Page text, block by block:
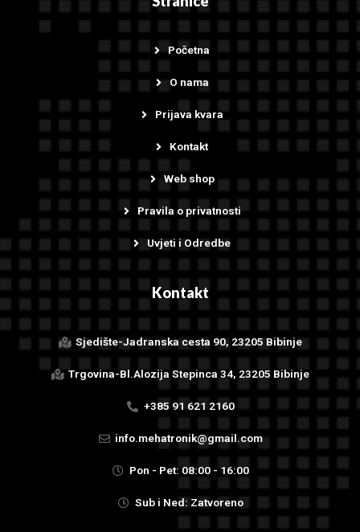
Početna
O nama
Prijava kvara
Kontakt
Web shop
Pravila o privatnosti
Uvjeti i Odredbe
Kontakt
Sjedište-Jadranska cesta 90, 23205 Bibinje
Trgovina-Bl.Alozija Stepinca 34, 23205 Bibinje
+385 91 621 2160
info.mehatronik@gmail.com
Pon - Pet: 08:00 - 16:00
Sub i Ned: Zatvoreno